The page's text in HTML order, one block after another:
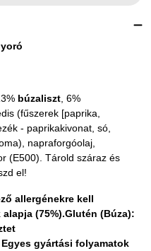
búzaliszt, 6%
(fűszerek [paprika,
- paprikakivonat, só,
napraforgóolaj,
(E500). Tárold száraz és
el!
allergénekre kell
(75%).Glutén (Búza):
gyártási folyamatok